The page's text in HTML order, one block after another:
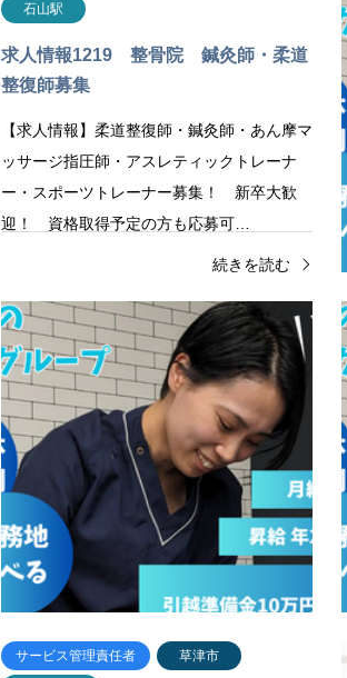
石山駅
求人情報1219 整骨院 鍼灸師・柔道
整復師募集
【求人情報】​柔道整復師・鍼灸師・あん摩マ
ッサージ指圧師・アスレティックトレーナ
ー・スポーツトレーナー募集！ 新卒大歓
迎！ 資格取得予定の方も応募可…
続きを読む
サービス管理責任者 草津市